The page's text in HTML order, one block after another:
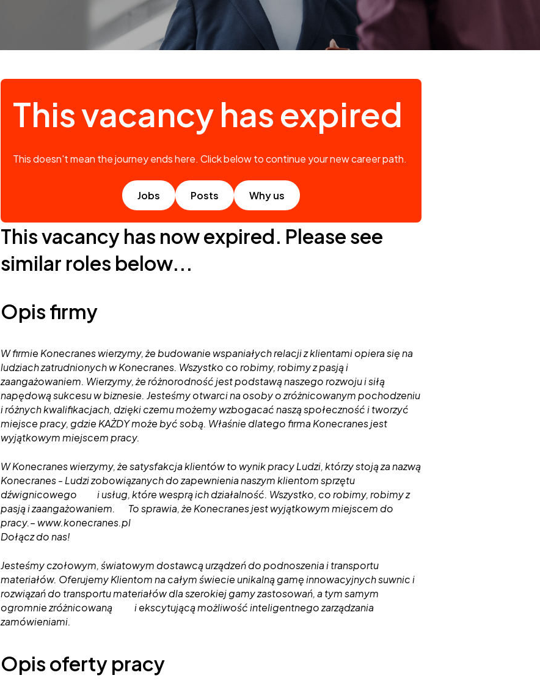
This vacancy has expired
This doesn't mean the journey ends here. Click below to continue your new career path.
Jobs Posts Why us
This vacancy has now expired. Please see
similar roles below...
Opis firmy
W firmie Konecranes wierzymy, że budowanie wspaniałych relacji z klientami opiera się na
ludziach zatrudnionych w Konecranes. Wszystko co robimy, robimy z pasją i
zaangażowaniem. Wierzymy, że różnorodność jest podstawą naszego rozwoju i siłą
napędową sukcesu w biznesie. Jesteśmy otwarci na osoby o zróżnicowanym pochodzeniu
i różnych kwalifikacjach, dzięki czemu możemy wzbogacać naszą społeczność i tworzyć
miejsce pracy, gdzie KAŻDY może być sobą. Właśnie dlatego firma Konecranes jest
wyjątkowym miejscem pracy.
W Konecranes wierzymy, że satysfakcja klientów to wynik pracy Ludzi, którzy stoją za nazwą
Konecranes - Ludzi zobowiązanych do zapewnienia naszym klientom sprzętu
dźwignicowego i usług, które wesprą ich działalność. Wszystko, co robimy, robimy z
pasją i zaangażowaniem. To sprawia, że Konecranes jest wyjątkowym miejscem do
pracy.– www.konecranes.pl
Dołącz do nas!
Jesteśmy czołowym, światowym dostawcą urządzeń do podnoszenia i transportu
materiałów. Oferujemy Klientom na całym świecie unikalną gamę innowacyjnych suwnic i
rozwiązań do transportu materiałów dla szerokiej gamy zastosowań, a tym samym
ogromnie zróżnicowaną i ekscytującą możliwość inteligentnego zarządzania
zamówieniami.
Opis oferty pracy